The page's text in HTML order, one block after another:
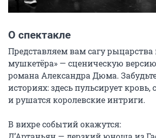
О спектакле
Представляем вам сагу рыцарства
мушкетёра» — сценическую версию
романа Александра Дюма.
историях: здесь пульсирует
и рушатся королевские интриги.
В вихре событий окажутся: